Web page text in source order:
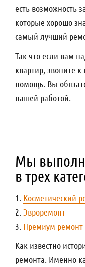
есть возможность
которые хорошо
самый лучший
Так что если вам
квартир, звоните
помощь. Вы
нашей работой.
Мы
в трех
1. Косметический
2. Эвроремонт
3. Премиум ремонт
Как известно
ремонта. Именно